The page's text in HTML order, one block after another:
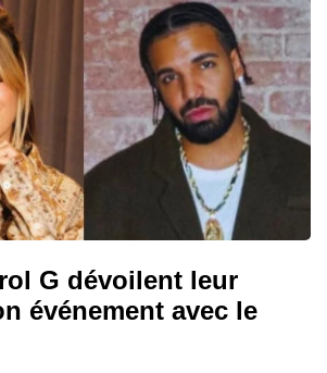
G dévoilent leur
événement avec le